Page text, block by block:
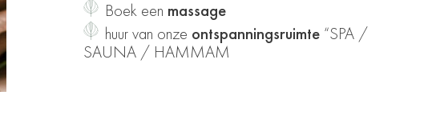
Boek een massage
huur van onze ontspanningsruimte “SPA /
SAUNA / HAMMAM